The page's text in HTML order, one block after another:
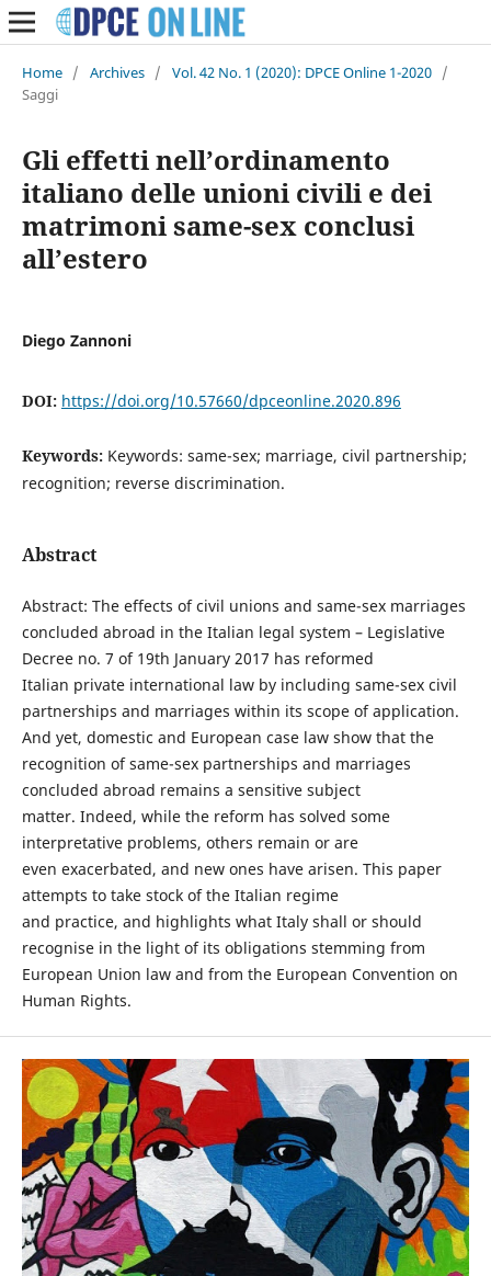
Home / Archives / Vol. 42 No. 1 (2020): DPCE Online 1-2020 /
Saggi
Gli effetti nell’ordinamento
italiano delle unioni civili e dei
matrimoni same-sex conclusi
all’estero
Diego Zannoni
DOI: https://doi.org/10.57660/dpceonline.2020.896
Keywords: Keywords: same-sex; marriage, civil partnership;
recognition; reverse discrimination.
Abstract
Abstract: The effects of civil unions and same-sex marriages
concluded abroad in the Italian legal system – Legislative
Decree no. 7 of 19th January 2017 has reformed
Italian private international law by including same-sex civil
partnerships and marriages within its scope of application.
And yet, domestic and European case law show that the
recognition of same-sex partnerships and marriages
concluded abroad remains a sensitive subject
matter. Indeed, while the reform has solved some
interpretative problems, others remain or are
even exacerbated, and new ones have arisen. This paper
attempts to take stock of the Italian regime
and practice, and highlights what Italy shall or should
recognise in the light of its obligations stemming from
European Union law and from the European Convention on
Human Rights.